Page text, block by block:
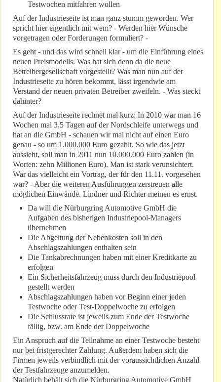
Testwochen mitfahren wollen
Auf der Industrieseite ist man ganz stumm geworden. Wer
spricht hier eigentlich mit wem? - Werden hier Wünsche
vorgetragen oder Forderungen formuliert? -
Es geht - und das wird schnell klar - um die Einführung eines
neuen Preismodells. Was hat sich denn da die neue
Betreibergesellschaft vorgestellt? Was man nun auf der
Industrieseite zu hören bekommt, lässt irgendwie am
Verstand der neuen privaten Betreiber zweifeln. - Was steckt
dahinter?
Auf der Industrieseite rechnet mal kurz: In 2010 war man 16
Wochen mal 3,5 Tagen auf der Nordschleife unterwegs und
hat an die GmbH - schauen wir mal nicht auf einen Euro
genau - so um 1.000.000 Euro gezahlt. So wie das jetzt
aussieht, soll man in 2011 nun 10.000.000 Euro zahlen (in
Worten: zehn Millionen Euro). Man ist stark verunsichtert.
War das vielleicht ein Vortrag, der für den 11.11. vorgesehen
war? - Aber die weiteren Ausführungen zerstreuen alle
möglichen Einwände. Lindner und Richter meinen es ernst.
Da will die Nürburgring Automotive GmbH die
Aufgaben des bisherigen Industriepool-Managers
übernehmen
Die Abgeltung der Nebenkosten soll in den
Abschlagszahlungen enthalten sein
Die Tankabrechnungen haben mit einer Kreditkarte zu
erfolgen
Ein Sicherheitsfahrzeug muss durch den Industriepool
gestellt werden
Abschlagszahlungen haben vor Beginn einer jeden
Testwoche oder Test-Doppelwoche zu erfolgen
Die Schlussrate ist jeweils zum Ende der Testwoche
fällig, bzw. am Ende der Doppelwoche
Ein Anspruch auf die Teilnahme an einer Testwoche besteht
nur bei fristgerechter Zahlung. Außerdem haben sich die
Firmen jeweils verbindlich mit der voraussichtlichen Anzahl
der Testfahrzeuge anzumelden.
Natürlich behält sich die Nürburgring Automotive GmbH